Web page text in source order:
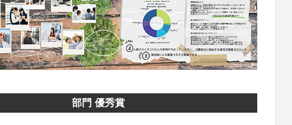
部門 優秀賞